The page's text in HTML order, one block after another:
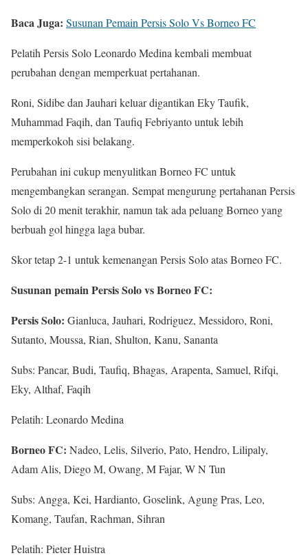
Baca Juga: Susunan Pemain Persis Solo Vs Borneo FC
Pelatih Persis Solo Leonardo Medina kembali membuat
perubahan dengan memperkuat pertahanan.
Roni, Sidibe dan Jauhari keluar digantikan Eky Taufik,
Muhammad Faqih, dan Taufiq Febriyanto untuk lebih
memperkokoh sisi belakang.
Perubahan ini cukup menyulitkan Borneo FC untuk
mengembangkan serangan. Sempat mengurung pertahanan Persis
Solo di 20 menit terakhir, namun tak ada peluang Borneo yang
berbuah gol hingga laga bubar.
Skor tetap 2-1 untuk kemenangan Persis Solo atas Borneo FC.
Susunan pemain Persis Solo vs Borneo FC:
Persis Solo: Gianluca, Jauhari, Rodriguez, Messidoro, Roni,
Sutanto, Moussa, Rian, Shulton, Kanu, Sananta
Subs: Pancar, Budi, Taufiq, Bhagas, Arapenta, Samuel, Rifqi,
Eky, Althaf, Faqih
Pelatih: Leonardo Medina
Borneo FC: Nadeo, Lelis, Silverio, Pato, Hendro, Lilipaly,
Adam Alis, Diego M, Owang, M Fajar, W N Tun
Subs: Angga, Kei, Hardianto, Goselink, Agung Pras, Leo,
Komang, Taufan, Rachman, Sihran
Pelatih: Pieter Huistra